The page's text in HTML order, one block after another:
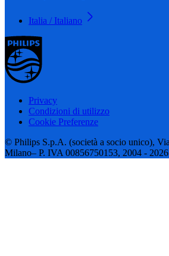
Italia / Italiano
Privacy
Condizioni di utilizzo
Cookie Preferenze
© Philips S.p.A. (società a socio unico),
Milano– P. IVA 00856750153, 2004 - 2026